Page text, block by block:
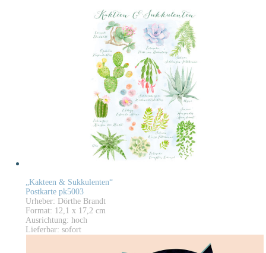
„Kakteen & Sukkulenten“
Postkarte pk5003
Urheber: Dörthe Brandt
Format: 12,1 x 17,2 cm
Ausrichtung: hoch
Lieferbar: sofort